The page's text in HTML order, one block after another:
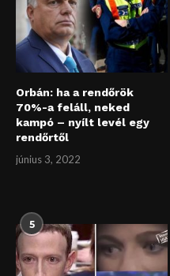
Orbán: ha a rendőrök
70%-a feláll, neked
kampó – nyílt levél egy
rendőrtől
június 3, 2022
5